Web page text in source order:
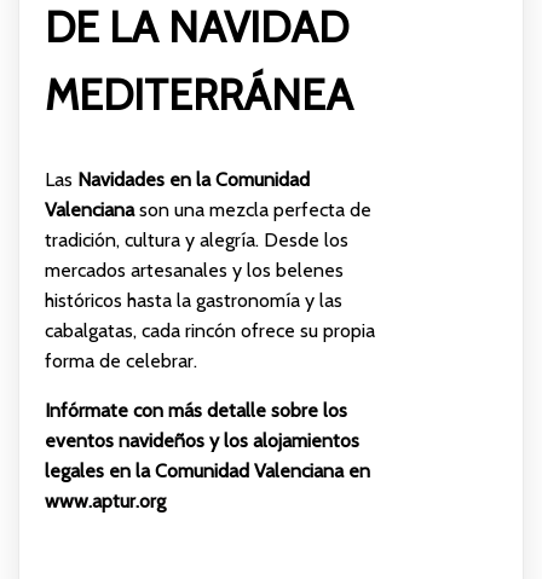
DE LA NAVIDAD
MEDITERRÁNEA
Las Navidades en la Comunidad
Valencianason una mezcla perfecta de
tradición, cultura y alegría. Desde los
mercados artesanales y los belenes
históricos hasta la gastronomía y las
cabalgatas, cada rincón ofrece su propia
forma de celebrar.
Infórmate con más detalle sobre los
eventos navideños y los alojamientos
legales en la Comunidad Valenciana en
www.aptur.org